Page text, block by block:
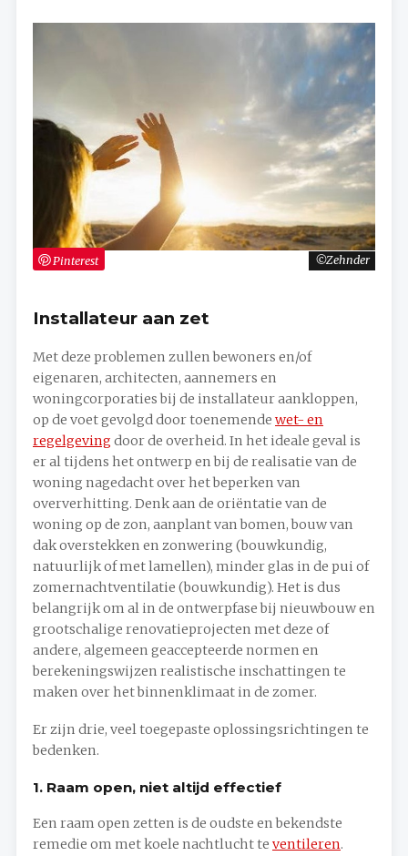
Zehnder
Pinterest
Installateur aan zet
Met deze problemen zullen bewoners en/of
eigenaren, architecten, aannemers en
woningcorporaties bij de installateur aankloppen,
op de voet gevolgd door toenemende wet- en
regelgeving door de overheid. In het ideale geval is
er al tijdens het ontwerp en bij de realisatie van de
woning nagedacht over het beperken van
oververhitting. Denk aan de oriëntatie van de
woning op de zon, aanplant van bomen, bouw van
dak overstekken en zonwering (bouwkundig,
natuurlijk of met lamellen), minder glas in de pui of
zomernachtventilatie (bouwkundig). Het is dus
belangrijk om al in de ontwerpfase bij nieuwbouw en
grootschalige renovatieprojecten met deze of
andere, algemeen geaccepteerde normen en
berekeningswijzen realistische inschattingen te
maken over het binnenklimaat in de zomer.
Er zijn drie, veel toegepaste oplossingsrichtingen te
bedenken.
1. Raam open, niet altijd effectief
Een raam open zetten is de oudste en bekendste
remedie om met koele nachtlucht te ventileren.